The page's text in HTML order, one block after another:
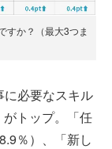
すか？（最大3つま
必要なスキル
トップ。「任
％）、「新し